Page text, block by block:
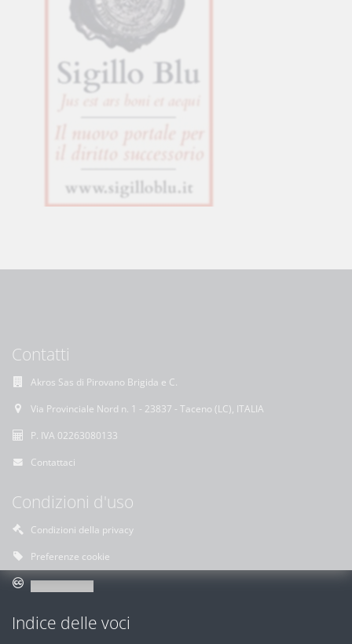
Contatti
Akros Sas di Pirovano Brigida e C.
Via Provinciale Nord n. 1 - 23837 - Taceno (LC), ITALIA
P. IVA 02263080133
Contattaci
Condizioni d'uso
Condizioni della privacy
Preferenze cookie
Indice delle voci